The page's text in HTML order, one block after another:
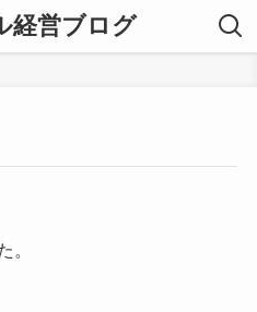
経営ブログ
。